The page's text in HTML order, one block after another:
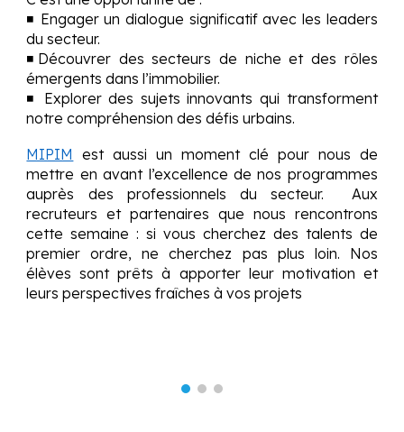
◾ Engagerun dialogue significatif avec les leaders
du secteur.
◾Découvrer des secteurs de niche et des rôles
émergents dans l’immobilier.
◾ Explorerdes sujets innovants qui transforment
notre compréhension des défis urbains.
MIPIM est aussi un moment clé pour nous de
mettre en avant l’excellence de nos programmes
auprès des professionnels du secteur. Aux
recruteurs et partenaires que nous rencontrons
cette semaine : si vous cherchez des talents de
premier ordre, ne cherchez pas plus loin. Nos
élèves sont prêts à apporter leur motivation et
leurs perspectives fraîches à vos projets